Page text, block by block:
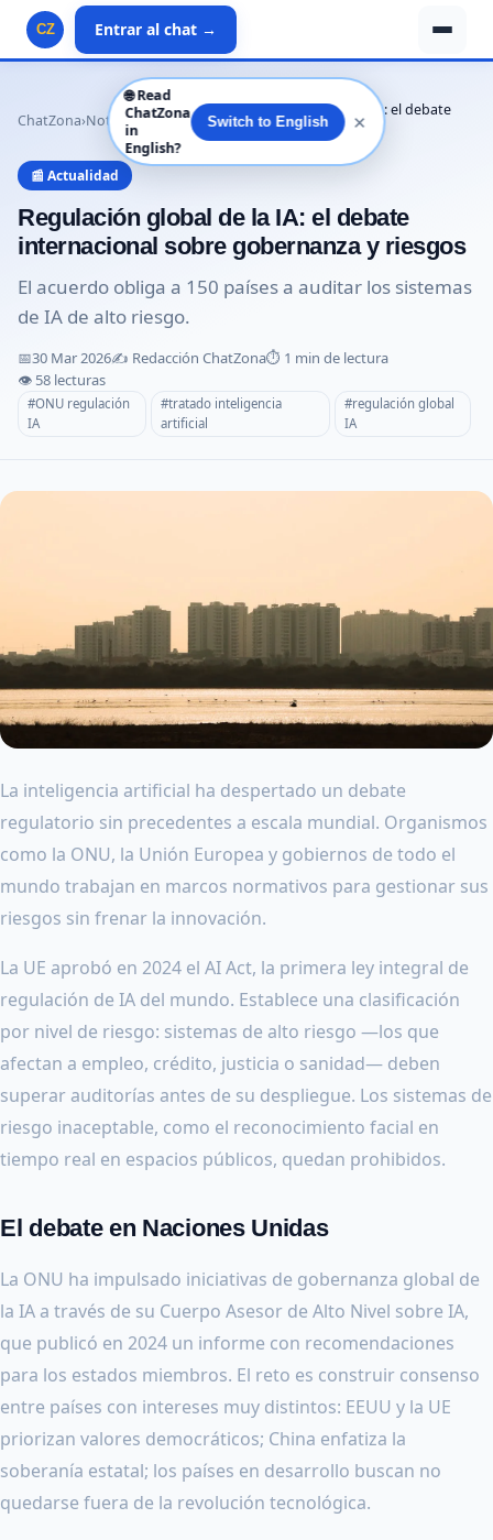
CZ Entrar al chat →
ChatZona›Noticias›Actualidad›
Regulación global de la IA: el debate
internacion…
📰 Actualidad
Regulación global de la IA: el debate
internacional sobre gobernanza y riesgos
El acuerdo obliga a 150 países a auditar los sistemas
de IA de alto riesgo.
📅30 Mar 2026✍️ Redacción ChatZona⏱️ 1 min de lectura
👁️ 58 lecturas
#ONU regulación
IA
#tratado inteligencia
artificial
#regulación global
IA
La inteligencia artificial ha despertado un debate
regulatorio sin precedentes a escala mundial. Organismos
como la ONU, la Unión Europea y gobiernos de todo el
mundo trabajan en marcos normativos para gestionar sus
riesgos sin frenar la innovación.
La UE aprobó en 2024 el AI Act, la primera ley integral de
regulación de IA del mundo. Establece una clasificación
por nivel de riesgo: sistemas de alto riesgo —los que
afectan a empleo, crédito, justicia o sanidad— deben
superar auditorías antes de su despliegue. Los sistemas de
riesgo inaceptable, como el reconocimiento facial en
tiempo real en espacios públicos, quedan prohibidos.
El debate en Naciones Unidas
La ONU ha impulsado iniciativas de gobernanza global de
la IA a través de su Cuerpo Asesor de Alto Nivel sobre IA,
que publicó en 2024 un informe con recomendaciones
para los estados miembros. El reto es construir consenso
entre países con intereses muy distintos: EEUU y la UE
priorizan valores democráticos; China enfatiza la
soberanía estatal; los países en desarrollo buscan no
quedarse fuera de la revolución tecnológica.
🌐 Read
ChatZona
in
English?
Switch to English ✕